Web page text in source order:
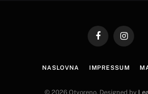
Facebook
NASLOVNA IMPRESSUM
© 2026 Otvoreno. Designed by